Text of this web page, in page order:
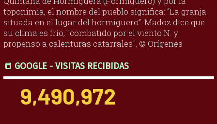
toponimia, el nombre del pueblo significa: “La granja
situada en el lugar del hormiguero”. Madoz dice que
su clima es frío, "combatido por el viento N. y
propenso a calenturas catarrales". © Orígenes
📒 GOOGLE - VISITAS RECIBIDAS
9,490,972